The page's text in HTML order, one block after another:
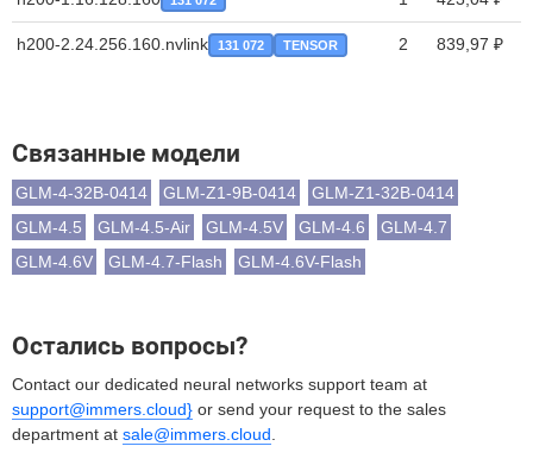
h200-2.24.256.160.nvlink 131 072 TENSOR 2 839,97 ₽
Связанные модели
GLM-4-32B-0414 GLM-Z1-9B-0414
GLM-Z1-32B-0414
GLM-4.5
GLM-4.5-Air GLM-4.5V GLM-4.6
GLM-4.7
GLM-4.6V
GLM-4.7-Flash GLM-4.6V-Flash
Остались вопросы?
Contact our dedicated neural networks support team at
support@immers.cloud} or send your request to the sales
department at sale@immers.cloud